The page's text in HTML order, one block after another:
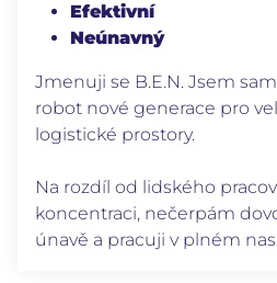
Efektivní
Neúnavný
Jmenuji se B.E.N. Jsem
robot nové generace pro
logistické prostory.
Na rozdíl od lidského
koncentraci, nečerpám
únavě a pracuji v plném